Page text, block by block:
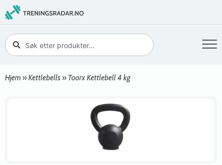
Hjem »Kettlebells » Toorx Kettlebell 4 kg